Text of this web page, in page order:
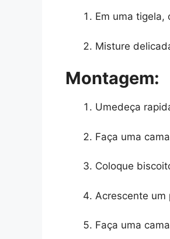
Em uma tigela,
Misture
Montagem:
Umedeça
Faça uma
Coloque
Acrescente um
Faça uma